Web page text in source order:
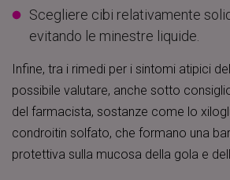
Scegliere cibi relativamente
evitando le minestre liquide.
Infine, tra i rimedi per i sintomi atipici
possibile valutare, anche sotto
del farmacista, sostanze come lo
condroitin solfato, che formano una
protettiva sulla mucosa della gola e